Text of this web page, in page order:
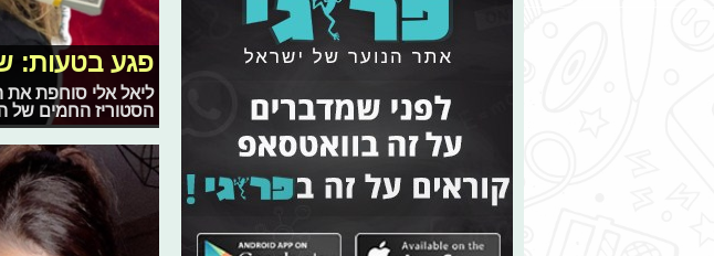
פגע בטעות:
ליאל אלי סוחפת
הסטוריז החמים של